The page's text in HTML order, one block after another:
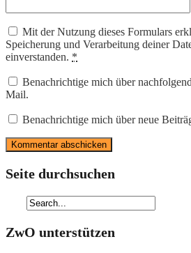
Mit der Nutzung dieses Formulars
Speicherung und Verarbeitung deiner
einverstanden. *
Benachrichtige mich über
Mail.
Benachrichtige mich über neue
Seite durchsuchen
ZwO unterstützen